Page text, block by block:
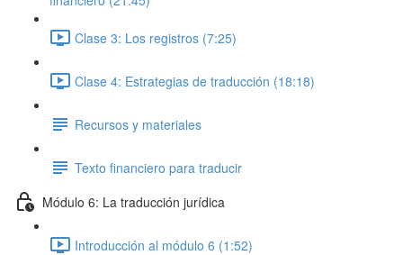
Clase 3: Los registros (7:25)
Clase 4: Estrategias de traducción (18:18)
Recursos y materiales
Texto financiero para traducir
Módulo 6: La traducción jurídica
Introducción al módulo 6 (1:52)